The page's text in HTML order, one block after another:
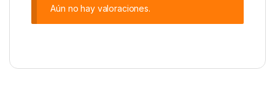
Aún no hay valoraciones.